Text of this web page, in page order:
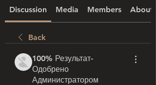
Discussion Media Members About
Back
100% Результат-
Одобрено
Администратором